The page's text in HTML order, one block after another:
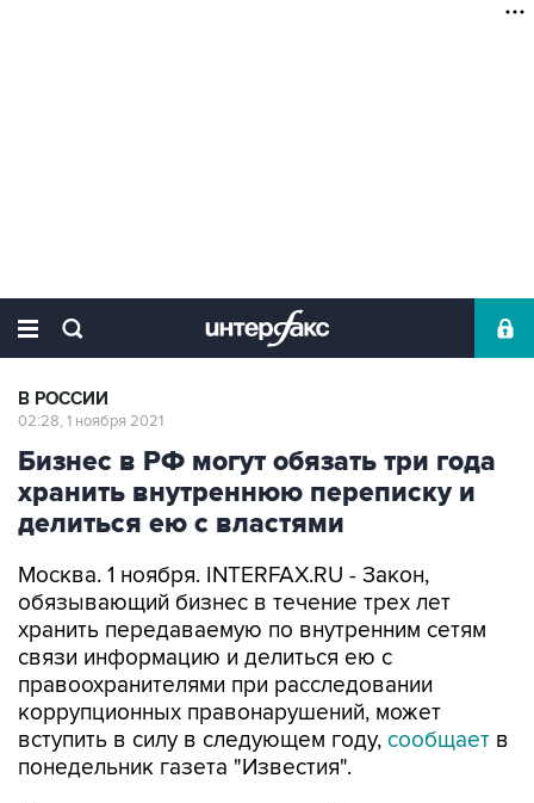
В РОССИИ
02:28, 1 ноября 2021
Бизнес в РФ могут обязать три года
хранить внутреннюю переписку и
делиться ею с властями
Москва. 1 ноября. INTERFAX.RU - Закон,
обязывающий бизнес в течение трех лет
хранить передаваемую по внутренним сетям
связи информацию и делиться ею с
правоохранителями при расследовании
коррупционных правонарушений, может
вступить в силу в следующем году, сообщает в
понедельник газета "Известия".